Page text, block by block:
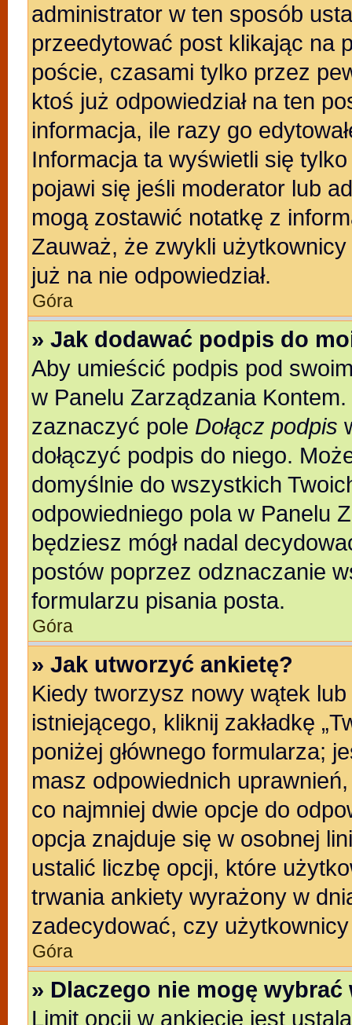
administrator w ten sposób
przeedytować post klikając na
poście, czasami tylko przez
ktoś już odpowiedział na ten
informacja, ile razy go
Informacja ta wyświetli się
pojawi się jeśli moderator lub
mogą zostawić notatkę z
Zauważ, że zwykli
już na nie odpowiedział.
Góra
» Jak dodawać podpis do
Aby umieścić podpis pod
w Panelu Zarządzania
zaznaczyć pole Dołącz podpis
dołączyć podpis do niego.
domyślnie do wszystkich
odpowiedniego pola w Panelu
będziesz mógł nadal
postów poprzez odznaczanie
formularzu pisania posta.
Góra
» Jak utworzyć ankietę?
Kiedy tworzysz nowy wątek
istniejącego, kliknij zakładkę
poniżej głównego formularza;
masz odpowiednich
co najmniej dwie opcje do
opcja znajduje się w osobnej
ustalić liczbę opcji, które
trwania ankiety wyrażony w
zadecydować, czy
Góra
» Dlaczego nie mogę
Limit opcji w ankiecie jest